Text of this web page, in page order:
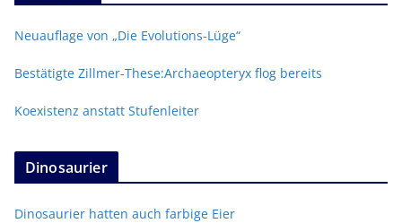
Neuauflage von „Die Evolutions-Lüge“
Bestätigte Zillmer-These:Archaeopteryx flog bereits
Koexistenz anstatt Stufenleiter
Dinosaurier
Dinosaurier hatten auch farbige Eier